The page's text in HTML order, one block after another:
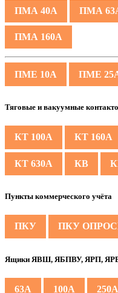
ПМА 40А ПМА
ПМА 160А
ПМЕ 10А ПМЕ
Тяговые и вакуумные
КТ 100А КТ 160А
КТ 630А КВ
Пункты коммерческого учёта
ПКУ ПКУ
Ящики ЯВШ, ЯБПВУ, ЯРП,
63А 100А 250А